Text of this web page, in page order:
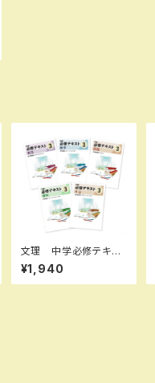
文理 中学必修テキス
ト 理科 中1～3（ご選
択ください） 2026年
度版 新品完全セット
¥1,940